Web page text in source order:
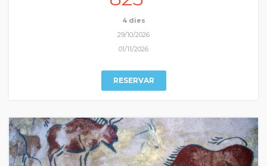
patrimonial indubtable, a les que ens aproximem en el nostre
periple autumnal.
4 dies
29/10/2026
01/11/2026
RESERVAR